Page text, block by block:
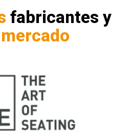
fabricantes y